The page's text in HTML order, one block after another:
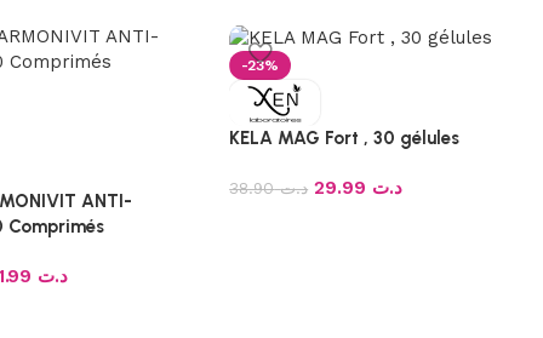
ANTI-
Comprimés
د.ت
-23%
KELA MAG Fort , 30 gélules
د.ت38.90 د.ت